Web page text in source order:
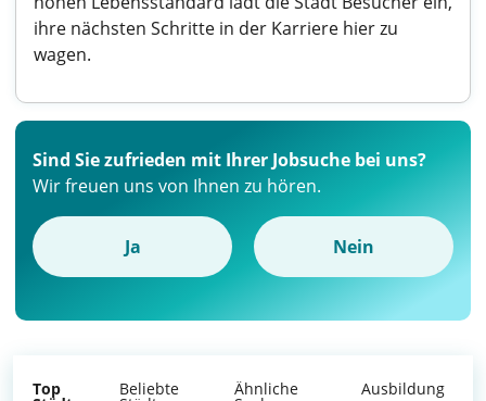
ihre nächsten Schritte in der Karriere hier zu
wagen.
Sind Sie zufrieden mit Ihrer Jobsuche bei uns?
Wir freuen uns von Ihnen zu hören.
Ja Nein
Top Beliebte Ähnliche Ausbildung